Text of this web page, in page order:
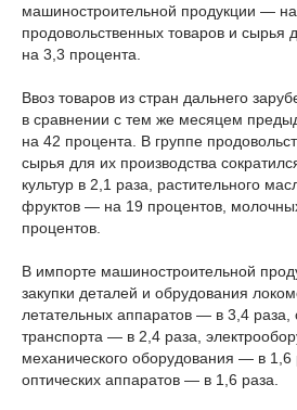
машиностроительной продукции — на
продовольственных товаров и сырья
на 3,3 процента.
Ввоз товаров из стран дальнего
в сравнении с тем же месяцем
на 42 процента. В группе
сырья для их производства
культур в 2,1 раза, растительного
фруктов — на 19 процентов,
процентов.
В импорте машиностроительной
закупки деталей и обрудования
летательных аппаратов — в 3,4 раза,
транспорта — в 2,4 раза,
механического оборудования — в 1,6
оптических аппаратов — в 1,6 раза.